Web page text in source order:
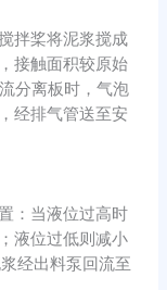
拌桨将泥浆搅成
接触面积较原始
分离板时，气泡
经排气管送至安
：当液位过高时
液位过低则减小
经出料泵回流至